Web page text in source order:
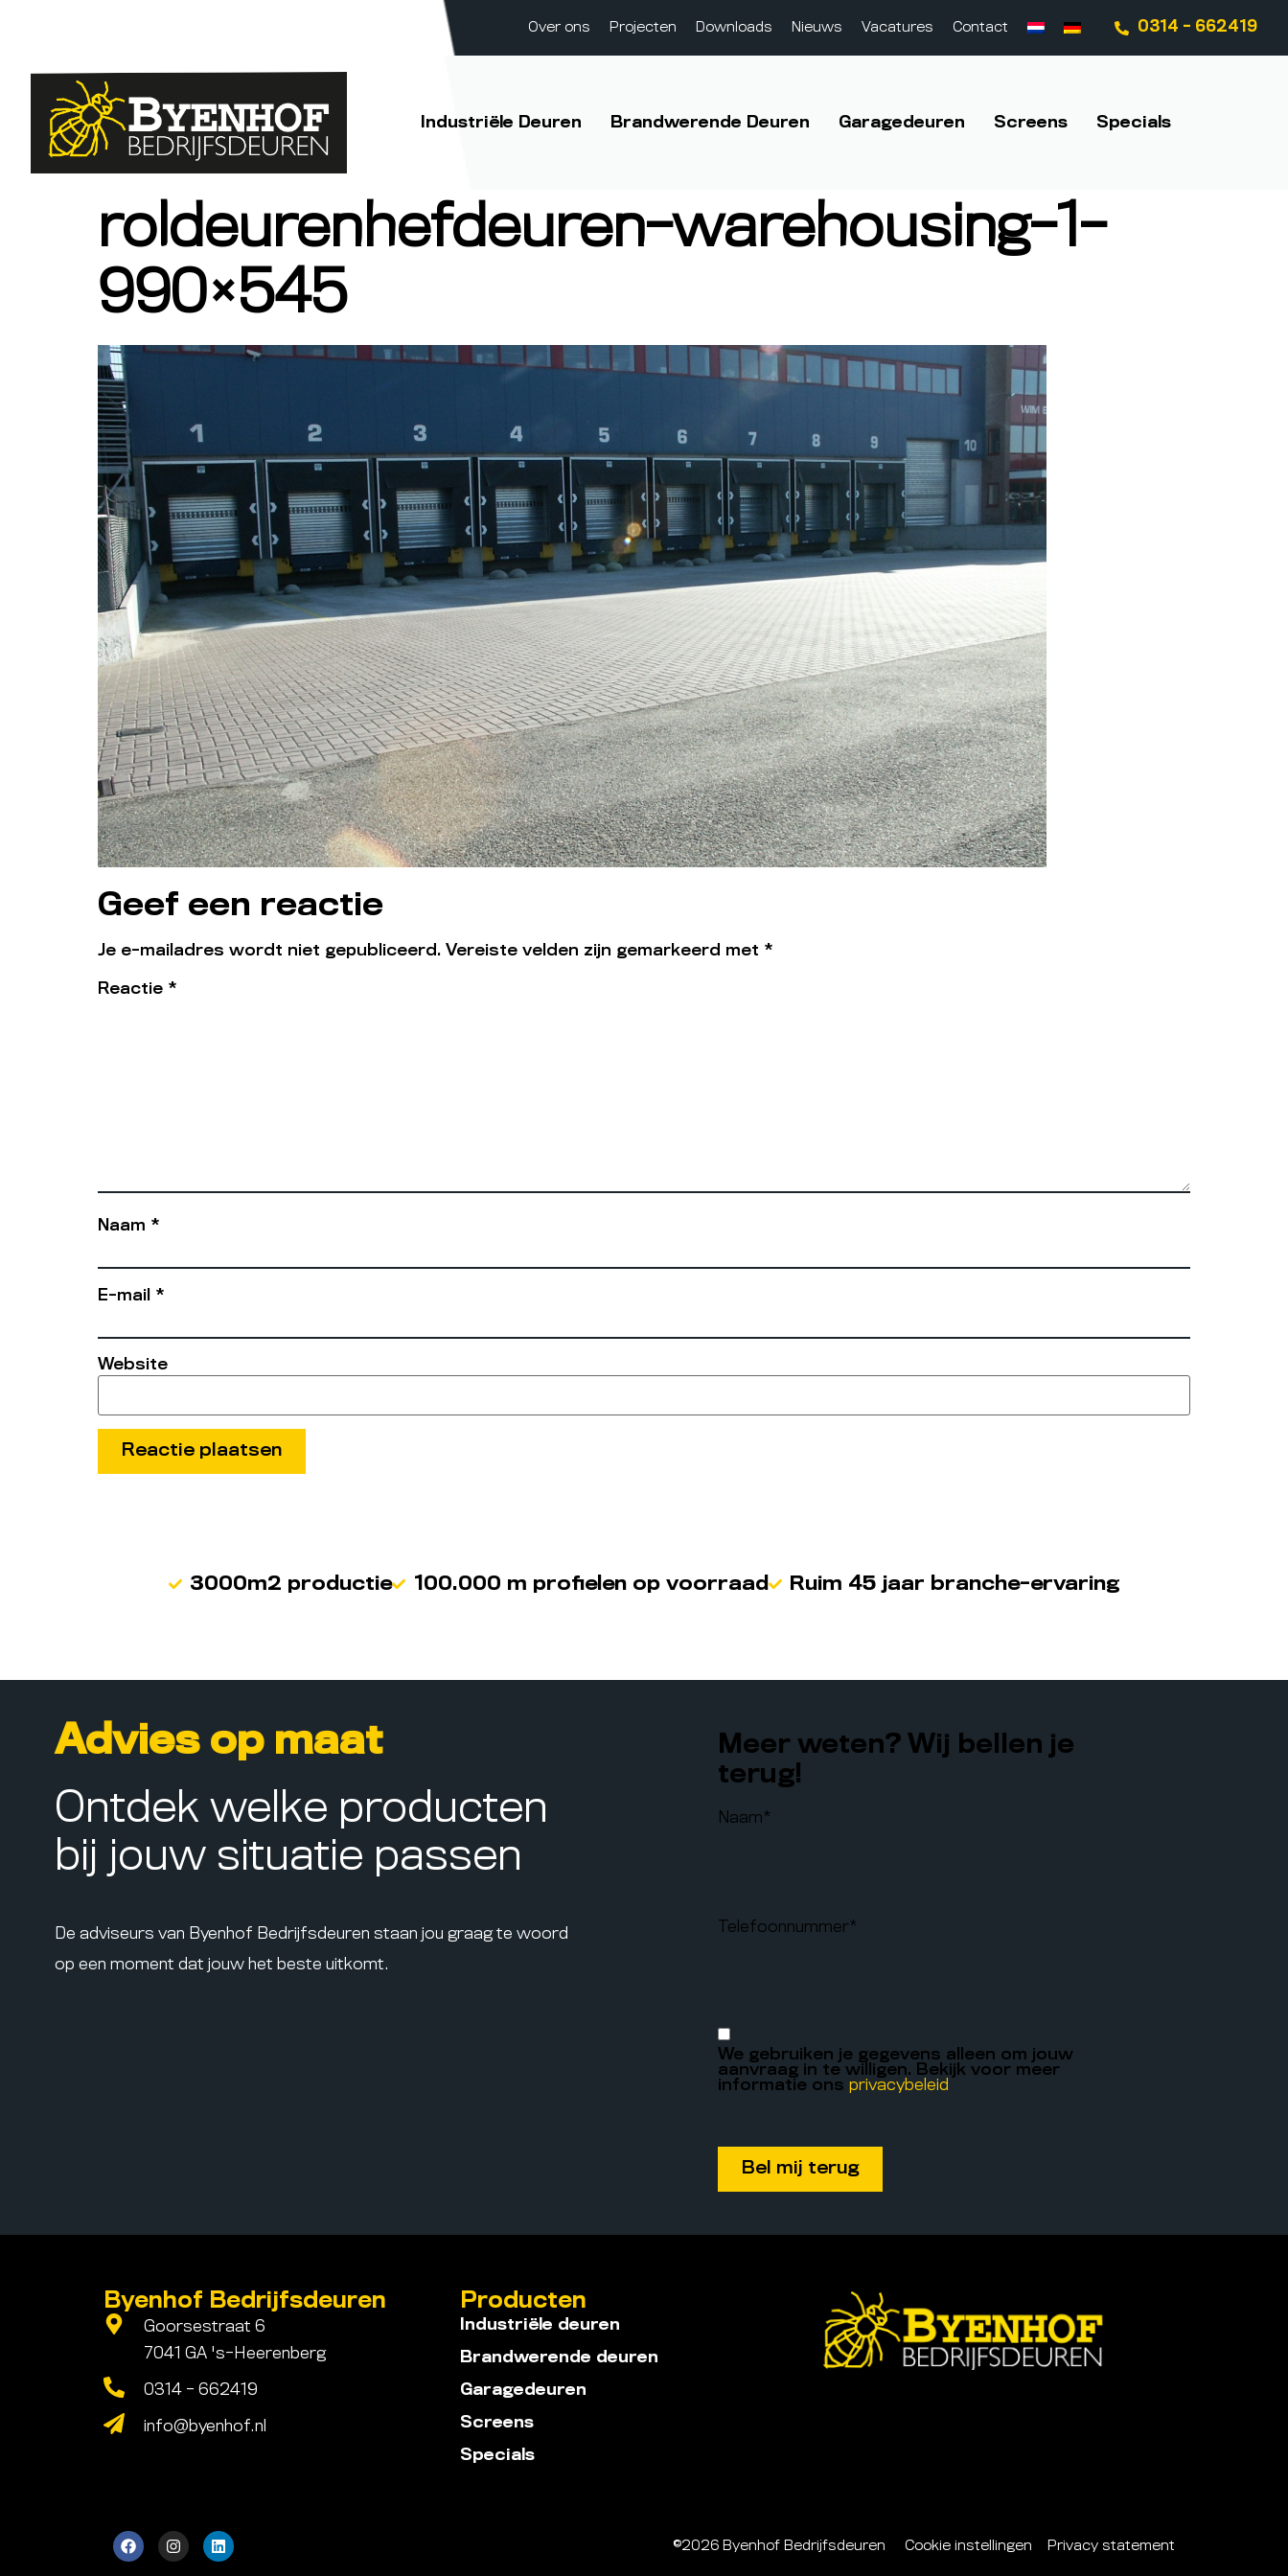
Over ons Projecten Downloads Nieuws Vacatures Contact 0314 - 662419
Industriële Deuren Brandwerende Deuren Garagedeuren Screens Specials
roldeurenhefdeuren-warehousing-1-
990×545
Geef een reactie
Je e-mailadres wordt niet gepubliceerd. Vereiste velden zijn gemarkeerd met *
Reactie *
Naam *
E-mail *
Website
3000m2 productie 100.000 m profielen op voorraad Ruim 45 jaar branche-ervaring
Advies op maat
Ontdek welke producten
bij jouw situatie passen
De adviseurs van Byenhof Bedrijfsdeuren staan jou graag te woord
op een moment dat jouw het beste uitkomt.
Meer weten? Wij bellen je
terug!
Naam*
Telefoonnummer*
We gebruiken je gegevens alleen om jouw
aanvraag in te willigen. Bekijk voor meer
informatie onsprivacybeleid
Byenhof Bedrijfsdeuren
Goorsestraat 6
7041 GA 's-Heerenberg
0314 - 662419
info@byenhof.nl
Producten
Industriële deuren
Brandwerende deuren
Garagedeuren
Screens
Specials
©2026 Byenhof BedrijfsdeurenCookie instellingen Privacy statement